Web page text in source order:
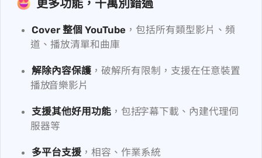
更多功能，千萬別錯過
Cover 整個 YouTube ，包括所有類型影片、頻
道、播放清單和 Music 曲庫
解除內容保護 ，破解所有限制，支援在任意裝置
播放 YouTube 音樂/影片
支援其他好用功能 ，包括 YouTube 字幕下載、內建代理伺
服器等
多平台支援 ，相容 Windows、macOS 作業系統